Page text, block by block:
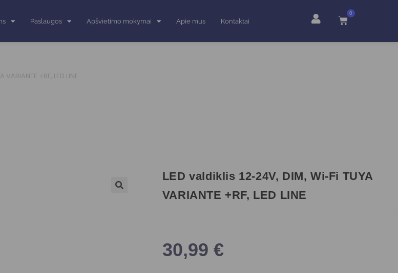
Paslaugos Apšvietimo mokymai Apie mus Kontaktai
0
+RF, LED LINE
LED valdiklis 12-24V, DIM, Wi-Fi TUYA
VARIANTE +RF, LED LINE
30,99 €